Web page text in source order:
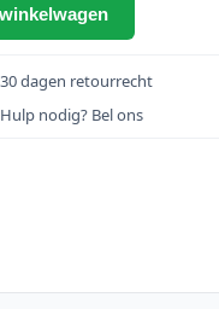
30 dagen retourrecht
Hulp nodig? Bel ons